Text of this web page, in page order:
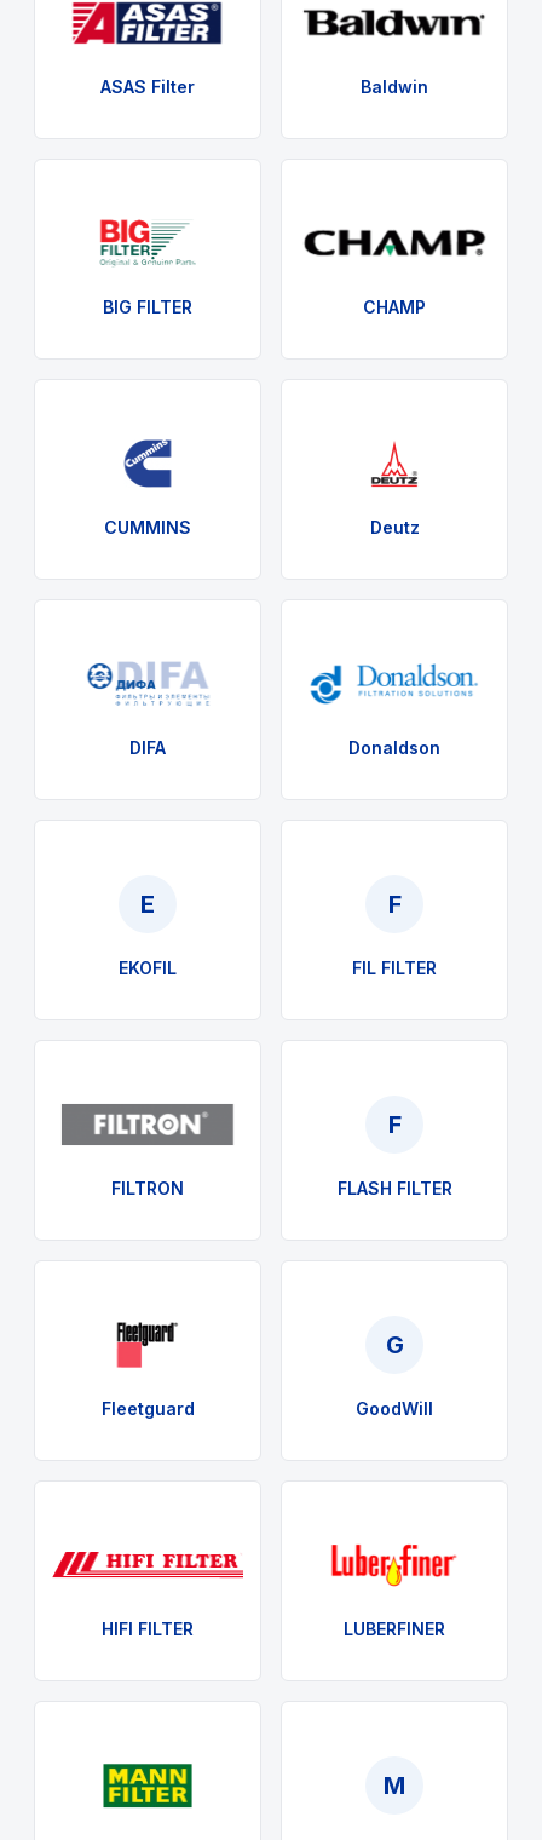
ASAS Filter Baldwin
BIG FILTER CHAMP
CUMMINS Deutz
DIFA Donaldson
E
EKOFIL
F
FIL FILTER
FILTRON
F
FLASH FILTER
Fleetguard
G
GoodWill
HIFI FILTER LUBERFINER
M